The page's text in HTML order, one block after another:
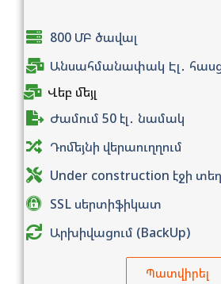
800 ՄԲ ծավալ
Անսահմանափակ Էլ․
Վեբ մեյլ
Ժամում 50 էլ․ նամակ
Դոմեյնի վերաուղղում
Under construction էջի
SSL սերտիֆիկատ
Արխիվացում (BackUp)
Պատվիրել